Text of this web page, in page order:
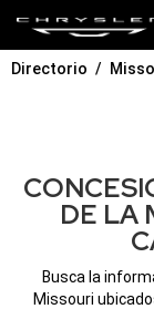
Directorio
DE LA
Busca la
Missouri